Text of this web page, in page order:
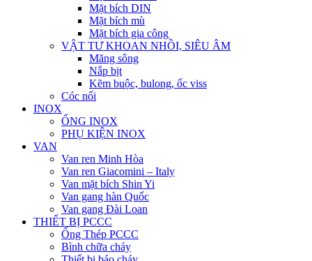
Mặt bích DIN
Mặt bích mù
Mặt bích gia công
VẬT TƯ KHOAN NHỒI, SIÊU ÂM
Măng sông
Nắp bịt
Kẽm buộc, bulong, ốc viss
Cóc nối
INOX
ỐNG INOX
PHỤ KIỆN INOX
VAN
Van ren Minh Hòa
Van ren Giacomini – Italy
Van mặt bích Shin Yi
Van gang hàn Quốc
Van gang Đài Loan
THIẾT BỊ PCCC
Ống Thép PCCC
Bình chữa cháy